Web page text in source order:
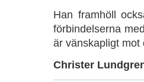
Han framhöll
förbindelserna
är vänskapligt mot
Christer